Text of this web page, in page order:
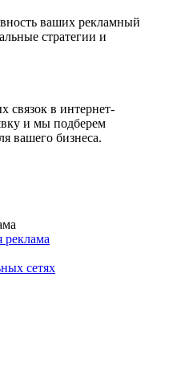
ваших рекламный
стратегии и
связок в интернет-
и мы подберем
вашего бизнеса.
реклама
сетях